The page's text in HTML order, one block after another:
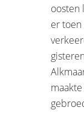
oosten
er